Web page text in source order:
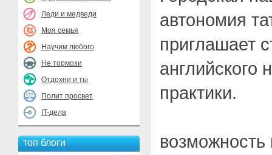
Леди и медведи
Моя семья
Научим любого
Не тормози
Отдохни и ты
Полит просвет
IT-дела
топ блоги
автономия
приглашает
английского
практики.